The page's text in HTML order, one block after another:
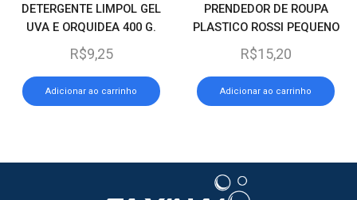
DETERGENTE LIMPOL GEL
UVA E ORQUIDEA 400 G.
R$9,25
Adicionar ao carrinho
PRENDEDOR DE ROUPA
PLASTICO ROSSI PEQUENO
C/12
R$15,20
Adicionar ao carrinho